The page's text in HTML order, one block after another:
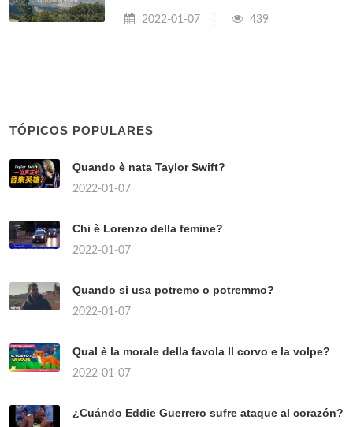
2022-01-07 439
TÓPICOS POPULARES
Quando è nata Taylor Swift?
2022-01-07
Chi è Lorenzo della femine?
2022-01-07
Quando si usa potremo o potremmo?
2022-01-07
Qual è la morale della favola Il corvo e la volpe?
2022-01-07
¿Cuándo Eddie Guerrero sufre ataque al corazón?